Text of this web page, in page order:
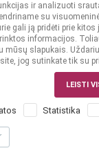
ir analizuoti
su
gali ją pridėti prie kitos
informacijos.
mūsų slapukais.
jog sutinkate tik su
LEISTI
Statistika